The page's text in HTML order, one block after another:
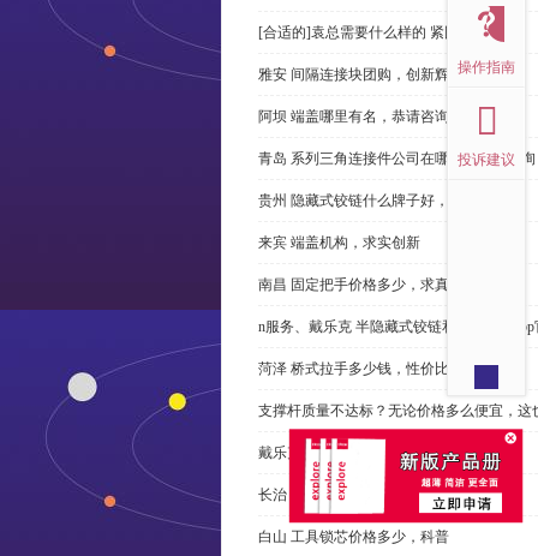
[合适的]袁总需要什么样的 紧固件？
雅安 间隔连接块团购，创新辉煌
阿坝 端盖哪里有名，恭请咨询
青岛 系列三角连接件公司在哪里，免费咨询
贵州 隐藏式铰链什么牌子好，恭请来电
来宾 端盖机构，求实创新
南昌 固定把手价格多少，求真务实
n服务、戴乐克 半隐藏式铰链和米乐体育
菏泽 桥式拉手多少钱，性价比高
支撑杆质量不达标？无论价格多么便宜，这
戴乐克 系列三角螺母不好，但更好
长治 外露式铰链、戴乐克和承诺戴乐克
白山 工具锁芯价格多少，科普
操作指南
投诉建议